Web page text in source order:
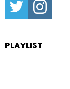
PLAYLIST